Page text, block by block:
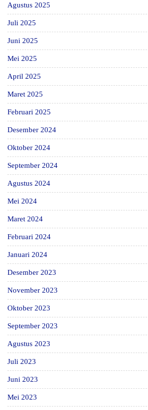
Agustus 2025
Juli 2025
Juni 2025
Mei 2025
April 2025
Maret 2025
Februari 2025
Desember 2024
Oktober 2024
September 2024
Agustus 2024
Mei 2024
Maret 2024
Februari 2024
Januari 2024
Desember 2023
November 2023
Oktober 2023
September 2023
Agustus 2023
Juli 2023
Juni 2023
Mei 2023